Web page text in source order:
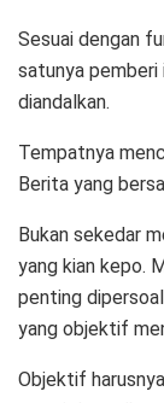
Sesuai dengan
satunya
diandalkan.
Tempatnya
Berita yang
Bukan sekedar
yang kian kepo.
penting
yang objektif
Objektif